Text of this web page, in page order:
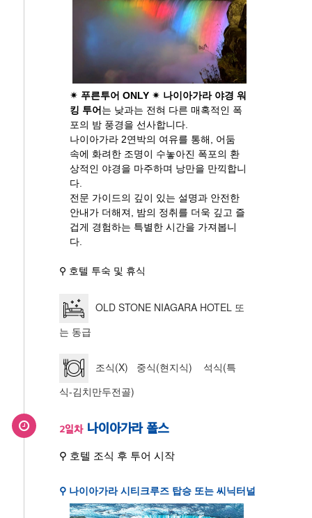
✴ 푸른투어 ONLY ✴ 나이아가라 야경 워
킹 투어 는 낮과는 전혀 다른 매혹적인 폭
포의 밤 풍경을 선사합니다.
나이아가라 2연박의 여유를 통해, 어둠
속에 화려한 조명이 수놓아진 폭포의 환
상적인 야경을 마주하며 낭만을 만끽합니
다.
전문 가이드의 깊이 있는 설명과 안전한
안내가 더해져, 밤의 정취를 더욱 깊고 즐
겁게 경험하는 특별한 시간을 가져봅니
다.
⚲ 호텔 투숙 및 휴식
OLD STONE NIAGARA HOTEL 또
는 동급
조식(X) 중식(현지식) 석식(특
식-김치만두전골)
2일차 나이아가라 폴스
⚲ 호텔 조식 후 투어 시작
⚲ 나이아가라 시티크루즈 탑승 또는 씨닉터널